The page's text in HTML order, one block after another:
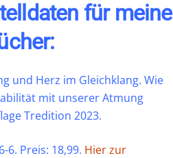
für meine
und Herz im Gleichklang. Wie
mit unserer Atmung
Tredition 2023.
6. Preis: 18,99. Hier zur